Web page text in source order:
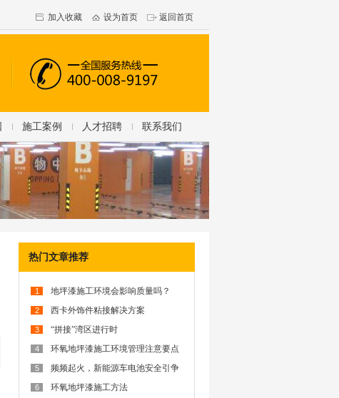
加入收藏 设为首页 返回首页
施工案例 人才招聘 联系我们
热门文章推荐
1 地坪漆施工环境会影响质量吗？
2 西卡外饰件粘接解决方案
3 “拼接”湾区进行时
4 环氧地坪漆施工环境管理注意要点
5
频频起火，新能源车电池安全引争
难
6 环氧地坪漆施工方法